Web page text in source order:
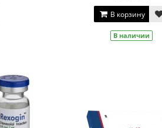
В корзину
В наличии